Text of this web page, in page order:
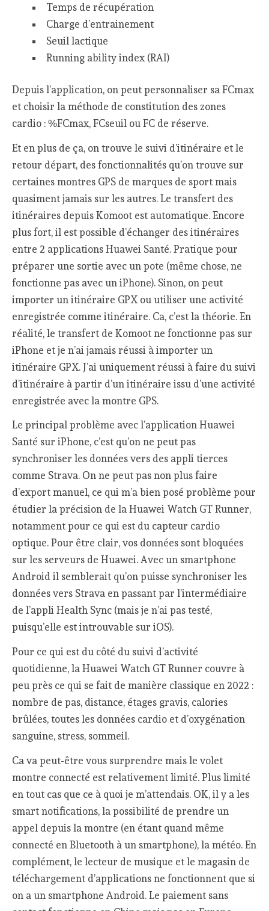
Temps de récupération
Charge d’entrainement
Seuil lactique
Running ability index (RAI)
Depuis l’application, on peut personnaliser sa FCmax
et choisir la méthode de constitution des zones
cardio : %FCmax, FCseuil ou FC de réserve.
Et en plus de ça, on trouve le suivi d’itinéraire et le
retour départ, des fonctionnalités qu’on trouve sur
certaines montres GPS de marques de sport mais
quasiment jamais sur les autres. Le transfert des
itinéraires depuis Komoot est automatique. Encore
plus fort, il est possible d’échanger des itinéraires
entre 2 applications Huawei Santé. Pratique pour
préparer une sortie avec un pote (même chose, ne
fonctionne pas avec un iPhone). Sinon, on peut
importer un itinéraire GPX ou utiliser une activité
enregistrée comme itinéraire. Ca, c’est la théorie. En
réalité, le transfert de Komoot ne fonctionne pas sur
iPhone et je n’ai jamais réussi à importer un
itinéraire GPX. J’ai uniquement réussi à faire du suivi
d’itinéraire à partir d’un itinéraire issu d’une activité
enregistrée avec la montre GPS.
Le principal problème avec l’application Huawei
Santé sur iPhone, c’est qu’on ne peut pas
synchroniser les données vers des appli tierces
comme Strava. On ne peut pas non plus faire
d’export manuel, ce qui m’a bien posé problème pour
étudier la précision de la Huawei Watch GT Runner,
notamment pour ce qui est du capteur cardio
optique. Pour être clair, vos données sont bloquées
sur les serveurs de Huawei. Avec un smartphone
Android il semblerait qu’on puisse synchroniser les
données vers Strava en passant par l’intermédiaire
de l’appli Health Sync (mais je n’ai pas testé,
puisqu’elle est introuvable sur iOS).
Pour ce qui est du côté du suivi d’activité
quotidienne, la Huawei Watch GT Runner couvre à
peu près ce qui se fait de manière classique en 2022 :
nombre de pas, distance, étages gravis, calories
brûlées, toutes les données cardio et d’oxygénation
sanguine, stress, sommeil.
Ca va peut-être vous surprendre mais le volet
montre connecté est relativement limité. Plus limité
en tout cas que ce à quoi je m’attendais. OK, il y a les
smart notifications, la possibilité de prendre un
appel depuis la montre (en étant quand même
connecté en Bluetooth à un smartphone), la météo. En
complément, le lecteur de musique et le magasin de
téléchargement d’applications ne fonctionnent que si
on a un smartphone Android. Le paiement sans